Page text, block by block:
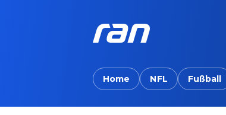
Home NFL Fußball